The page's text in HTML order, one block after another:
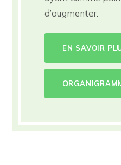
d’augmenter.
EN SAVOIR